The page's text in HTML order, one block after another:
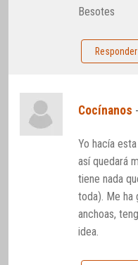
Besotes
Responder
Cocínanos
Yo hacía
así quedará
tiene nada
toda). Me ha
anchoas,
idea.